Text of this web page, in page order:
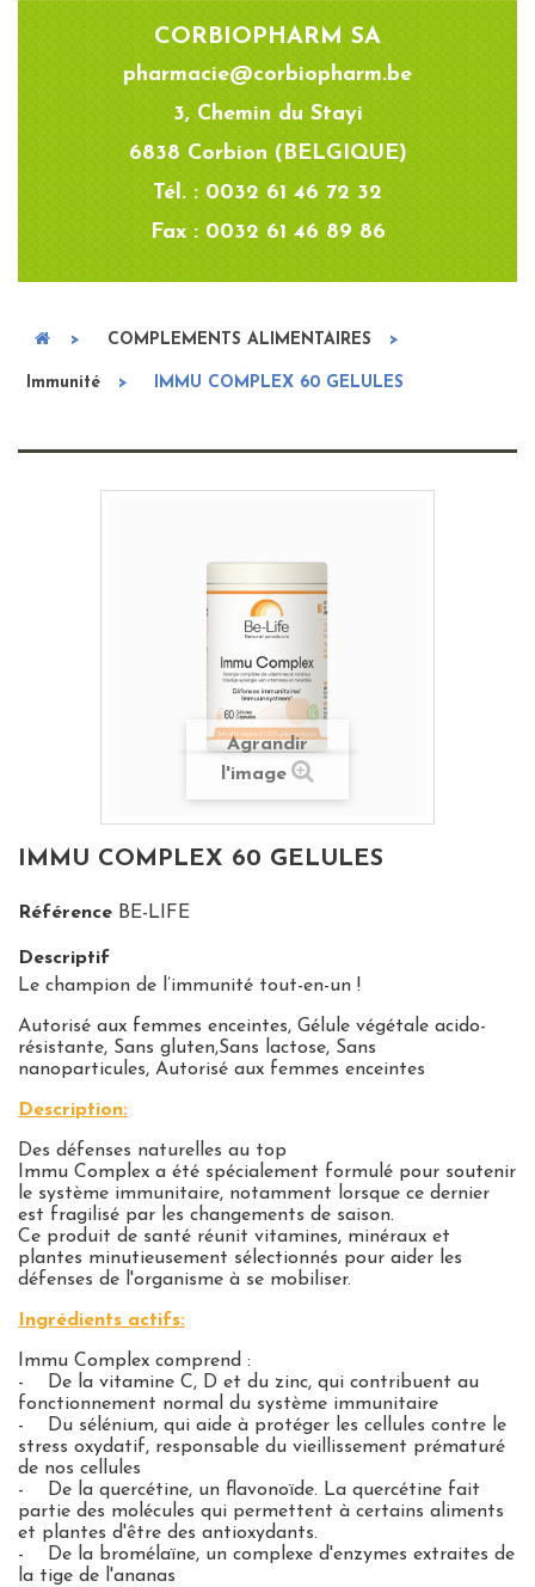
CORBIOPHARM SA
pharmacie@corbiopharm.be
3, Chemin du Stayi
6838 Corbion (BELGIQUE)
Tél. : 0032 61 46 72 32
Fax : 0032 61 46 89 86
> COMPLEMENTS ALIMENTAIRES >
Immunité > IMMU COMPLEX 60 GELULES
Agrandir
l'image
IMMU COMPLEX 60 GELULES
Référence BE-LIFE
Descriptif
Le champion de l’immunité tout-en-un !
Autorisé aux femmes enceintes, Gélule végétale acido-
résistante, Sans gluten,Sans lactose, Sans
nanoparticules, Autorisé aux femmes enceintes
Description:
Des défenses naturelles au top
Immu Complex a été spécialement formulé pour soutenir
le système immunitaire, notamment lorsque ce dernier
est fragilisé par les changements de saison.
Ce produit de santé réunit vitamines, minéraux et
plantes minutieusement sélectionnés pour aider les
défenses de l'organisme à se mobiliser.
Ingrédients actifs:
Immu Complex comprend :
-
De la vitamine C, D et du zinc, qui contribuent au
fonctionnement normal du système immunitaire
-
Du sélénium, qui aide à protéger les cellules contre le
stress oxydatif, responsable du vieillissement prématuré
de nos cellules
-
De la quercétine, un flavonoïde. La quercétine fait
partie des molécules qui permettent à certains aliments
et plantes d'être des antioxydants.
-
De la bromélaïne, un complexe d'enzymes extraites de
la tige de l'ananas